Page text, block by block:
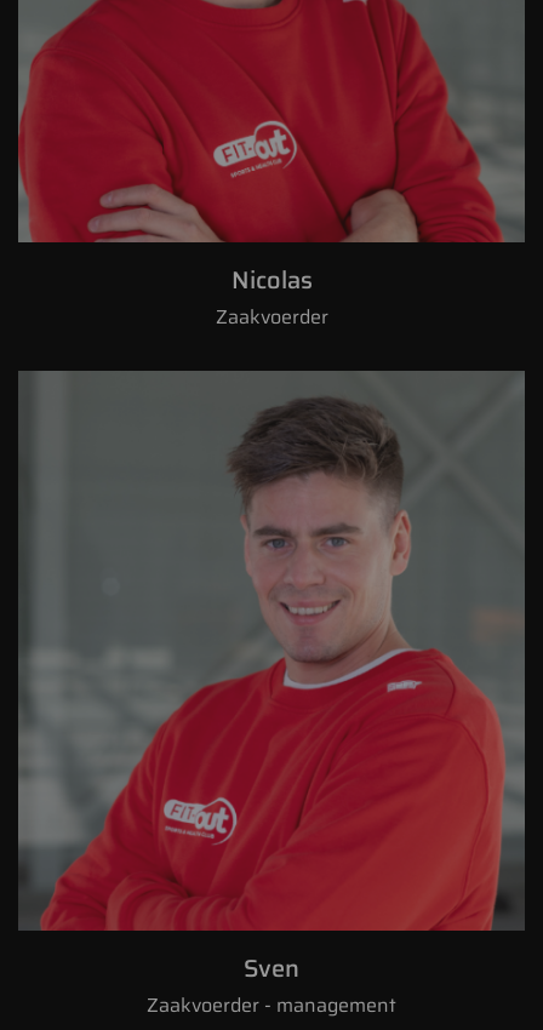
Nicolas
Zaakvoerder
Sven
Zaakvoerder - management